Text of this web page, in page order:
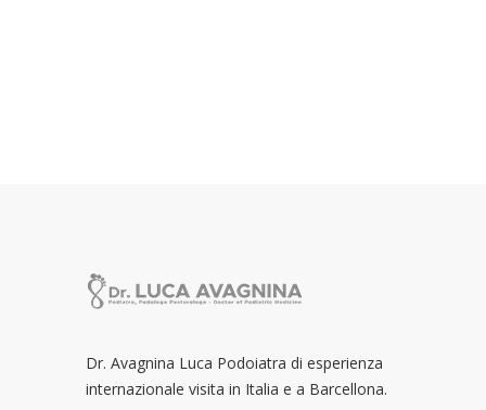
Dr. Avagnina Luca Podoiatra di esperienza
internazionale visita in Italia e a Barcellona.